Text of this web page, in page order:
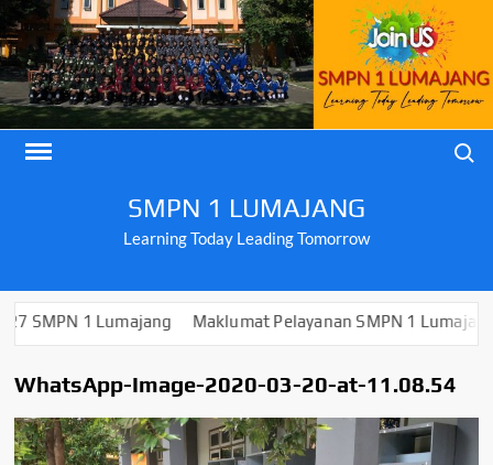
Skip
to
content
SMPN 1 LUMAJANG
Learning Today Leading Tomorrow
1 Lumajang Maklumat Pelayanan SMPN 1 Lumajang
WhatsApp-Image-2020-03-20-at-11.08.54